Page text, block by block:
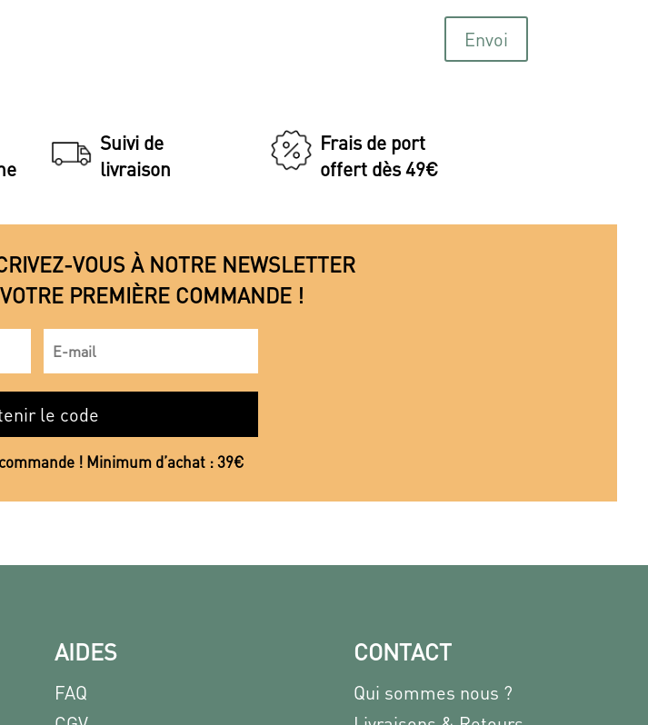
Envoi
Suivi de
livraison
Frais de port
offert dès 49€
VOUS À NOTRE NEWSLETTER
PREMIÈRE COMMANDE !
le code
! Minimum d’achat : 39€
AIDES
FAQ
CONTACT
Qui sommes nous ?